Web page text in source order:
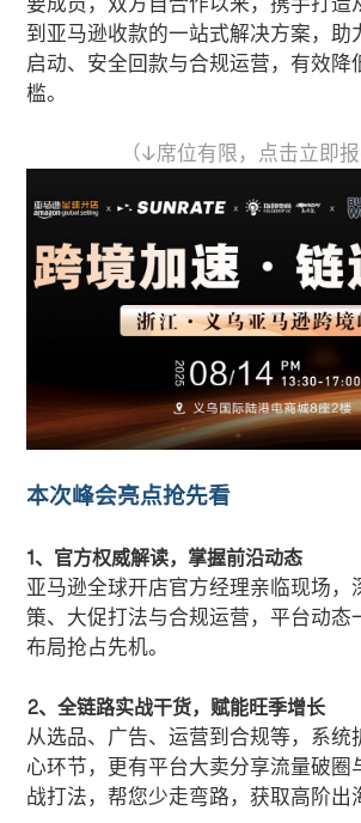
到 亚马逊收款的一站式解决方案，助
启动、安全回款与合规运营，有效降
槛。
（↓席位有限，点击立即报
本次峰会亮点抢先看
1、官方权威解读，掌握前沿动态
亚马逊全球开店官方经理亲临现场，
策、大促打法与合规运营，平台动态
布局抢占先机。
2、全链路实战干货，赋能旺季增长
从选品、广告、运营到合规等，系统
心环节，更有平台大卖分享流量破圈
战打法，帮您少走弯路，获取高阶出